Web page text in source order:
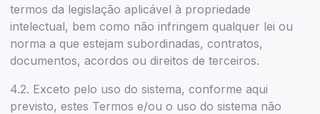
termos da legislação aplicável à propriedade
intelectual, bem como não infringem qualquer lei ou
norma a que estejam subordinadas, contratos,
documentos, acordos ou direitos de terceiros.
4.2. Exceto pelo uso do sistema, conforme aqui
previsto, estes Termos e/ou o uso do sistema não